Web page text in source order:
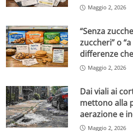
Maggio 2, 2026
“Senza
zuccheri” o
differenze
Maggio 2, 2026
Dai viali ai
mettono alla
aerazione e
Maggio 2, 2026